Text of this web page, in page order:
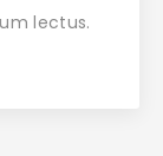
lectus.